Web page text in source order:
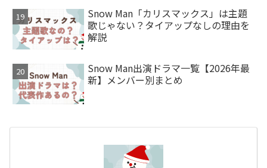
Snow Man「カリスマックス」は主題
歌じゃない？タイアップなしの理由を
解説
Snow Man出演ドラマ一覧【2026年最
新】メンバー別まとめ